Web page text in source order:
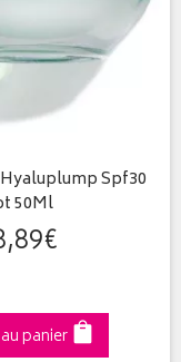
Spf30
50Ml
,89€
panier